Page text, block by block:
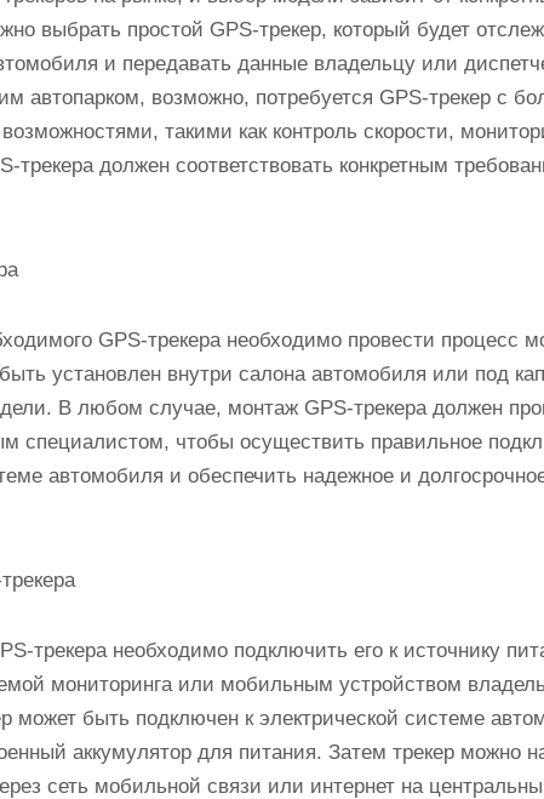
выбрать простой GPS-трекер, который будет
и передавать данные владельцу или
автопарком, возможно, потребуется GPS-трекер с
такими как контроль скорости,
трекера должен соответствовать конкретным
GPS-трекера необходимо провести процесс
установлен внутри салона автомобиля или под
В любом случае, монтаж GPS-трекера должен
специалистом, чтобы осуществить правильное
автомобиля и обеспечить надежное и
трекера необходимо подключить его к источнику
мониторинга или мобильным устройством
может быть подключен к электрической системе
аккумулятор для питания. Затем трекер можно
сеть мобильной связи или интернет на